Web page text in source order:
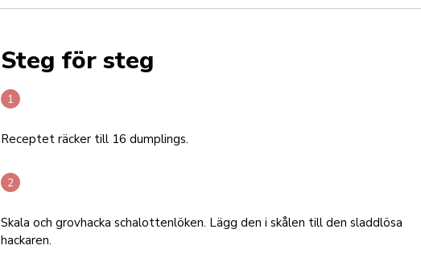
Steg för steg
Receptet räcker till 16 dumplings.
Skala och grovhacka schalottenlöken. Lägg den i skålen till den sladdlösa
hackaren.